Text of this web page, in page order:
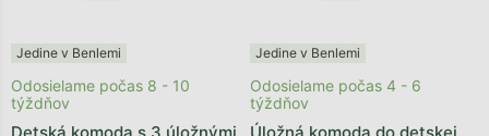
Jedine v Benlemi
Odosielame počas 8 - 10
týždňov
Jedine v Benlemi
Odosielame počas 4 - 6
týždňov